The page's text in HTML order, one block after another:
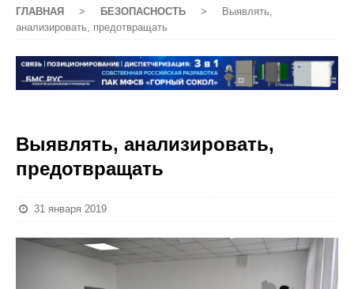
ГЛАВНАЯ > БЕЗОПАСНОСТЬ >
Выявлять,
анализировать, предотвращать
Выявлять, анализировать,
предотвращать
31 января 2019